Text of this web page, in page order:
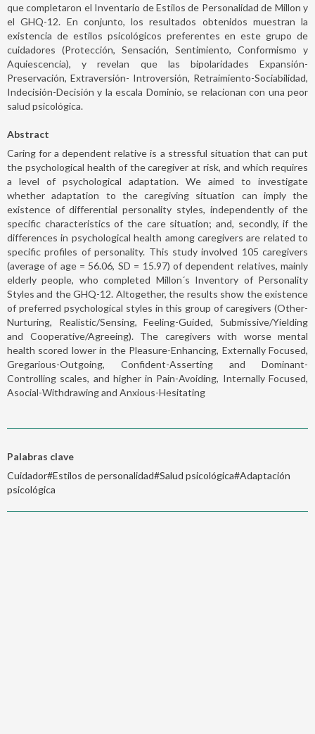
que completaron el Inventario de Estilos de Personalidad de Millon y
el GHQ-12. En conjunto, los resultados obtenidos muestran la
existencia de estilos psicológicos preferentes en este grupo de
cuidadores (Protección, Sensación, Sentimiento, Conformismo y
Aquiescencia), y revelan que las bipolaridades Expansión-
Preservación, Extraversión- Introversión, Retraimiento-Sociabilidad,
Indecisión-Decisión y la escala Dominio, se relacionan con una peor
salud psicológica.
Abstract
Caring for a dependent relative is a stressful situation that can put
the psychological health of the caregiver at risk, and which requires
a level of psychological adaptation. We aimed to investigate
whether adaptation to the caregiving situation can imply the
existence of differential personality styles, independently of the
specific characteristics of the care situation; and, secondly, if the
differences in psychological health among caregivers are related to
specific profiles of personality. This study involved 105 caregivers
(average of age = 56.06, SD = 15.97) of dependent relatives, mainly
elderly people, who completed Millon´s Inventory of Personality
Styles and the GHQ-12. Altogether, the results show the existence
of preferred psychological styles in this group of caregivers (Other-
Nurturing, Realistic/Sensing, Feeling-Guided, Submissive/Yielding
and Cooperative/Agreeing). The caregivers with worse mental
health scored lower in the Pleasure-Enhancing, Externally Focused,
Gregarious-Outgoing, Confident-Asserting and Dominant-
Controlling scales, and higher in Pain-Avoiding, Internally Focused,
Asocial-Withdrawing and Anxious-Hesitating
Palabras clave
Cuidador#Estilos de personalidad#Salud psicológica#Adaptación
psicológica